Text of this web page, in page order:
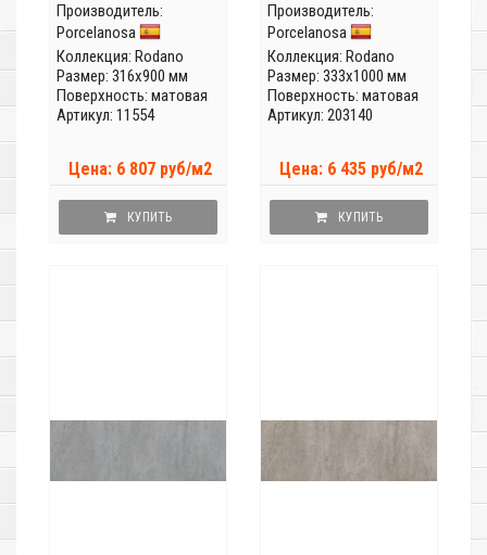
Производитель:
Porcelanosa
Коллекция: Rodano
Размер: 316x900 мм
Поверхность: матовая
Артикул: 11554
Цена: 6 807 руб/м2
КУПИТЬ
Производитель:
Porcelanosa
Коллекция: Rodano
Размер: 333x1000 мм
Поверхность: матовая
Артикул: 203140
Цена: 6 435 руб/м2
КУПИТЬ